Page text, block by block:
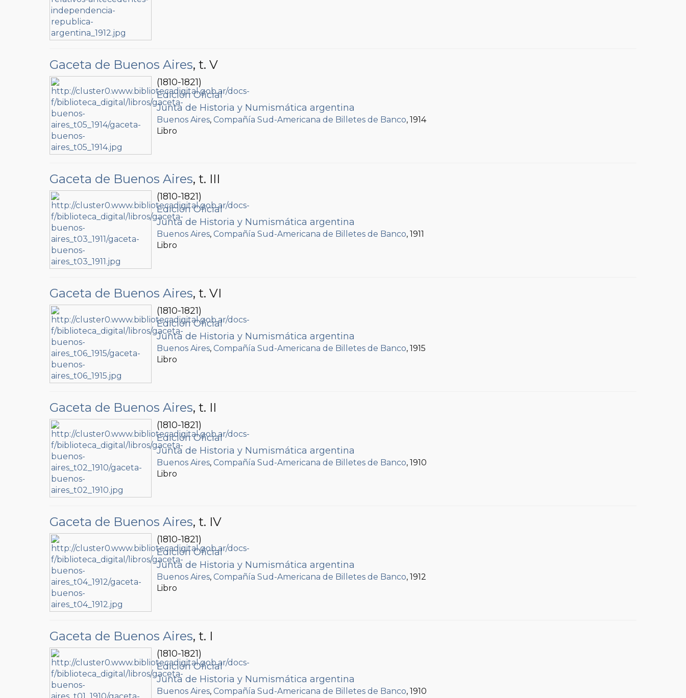
Gaceta de Buenos Aires, t. V
(1810-1821)
Edición Oficial
Junta de Historia y Numismática argentina
Buenos Aires, Compañía Sud-Americana de Billetes de Banco, 1914
Libro
Gaceta de Buenos Aires, t. III
(1810-1821)
Edición Oficial
Junta de Historia y Numismática argentina
Buenos Aires, Compañía Sud-Americana de Billetes de Banco, 1911
Libro
Gaceta de Buenos Aires, t. VI
(1810-1821)
Edición Oficial
Junta de Historia y Numismática argentina
Buenos Aires, Compañía Sud-Americana de Billetes de Banco, 1915
Libro
Gaceta de Buenos Aires, t. II
(1810-1821)
Edición Oficial
Junta de Historia y Numismática argentina
Buenos Aires, Compañía Sud-Americana de Billetes de Banco, 1910
Libro
Gaceta de Buenos Aires, t. IV
(1810-1821)
Edición Oficial
Junta de Historia y Numismática argentina
Buenos Aires, Compañía Sud-Americana de Billetes de Banco, 1912
Libro
Gaceta de Buenos Aires, t. I
(1810-1821)
Edición Oficial
Junta de Historia y Numismática argentina
Buenos Aires, Compañía Sud-Americana de Billetes de Banco, 1910